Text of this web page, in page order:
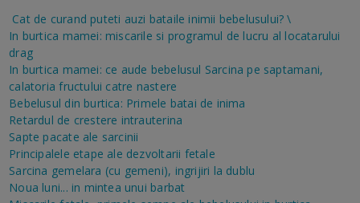
Cat de curand puteti auzi bataile inimii bebelusului? \
In burtica mamei: miscarile si programul de lucru al locatarului
drag
In burtica mamei: ce aude bebelusul Sarcina pe saptamani,
calatoria fructului catre nastere
Bebelusul din burtica: Primele batai de inima
Retardul de crestere intrauterina
Sapte pacate ale sarcinii
Principalele etape ale dezvoltarii fetale
Sarcina gemelara (cu gemeni), ingrijiri la dublu
Noua luni... in mintea unui barbat